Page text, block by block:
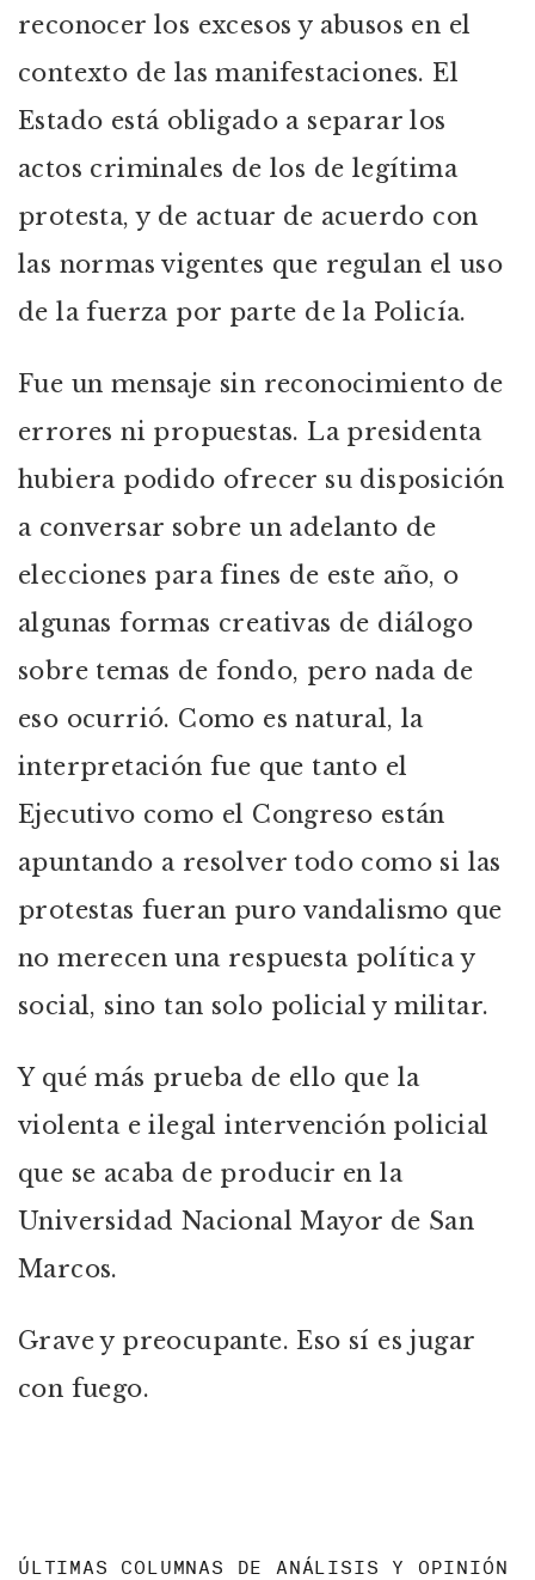
reconocer los excesos y abusos en el
contexto de las manifestaciones. El
Estado está obligado a separar los
actos criminales de los de legítima
protesta, y de actuar de acuerdo con
las normas vigentes que regulan el uso
de la fuerza por parte de la Policía.
Fue un mensaje sin reconocimiento de
errores ni propuestas. La presidenta
hubiera podido ofrecer su disposición
a conversar sobre un adelanto de
elecciones para fines de este año, o
algunas formas creativas de diálogo
sobre temas de fondo, pero nada de
eso ocurrió. Como es natural, la
interpretación fue que tanto el
Ejecutivo como el Congreso están
apuntando a resolver todo como si las
protestas fueran puro vandalismo que
no merecen una respuesta política y
social, sino tan solo policial y militar.
Y qué más prueba de ello que la
violenta e ilegal intervención policial
que se acaba de producir en la
Universidad Nacional Mayor de San
Marcos.
Grave y preocupante. Eso sí es jugar
con fuego.
ÚLTIMAS COLUMNAS DE ANÁLISIS Y OPINIÓN